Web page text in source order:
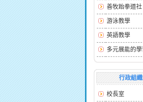
善牧跆拳道社
游泳教學
英語教學
多元展能的
行政組織
校長室